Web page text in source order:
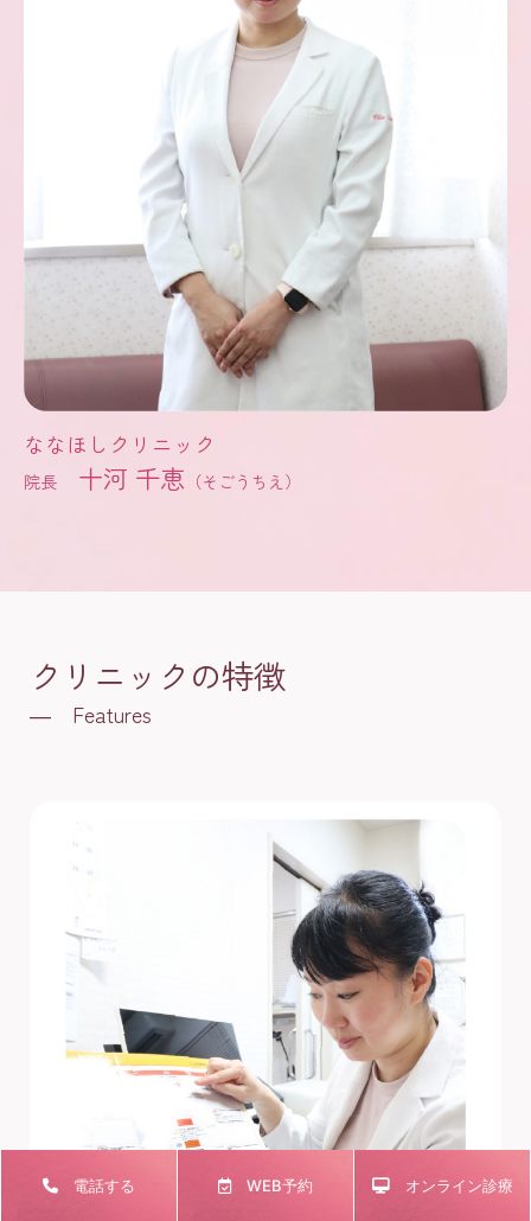
電話する WEB予約 オンライン診療
ななほしクリニック
院長 十河 千恵 （そごうちえ）
クリニックの特徴
― Features